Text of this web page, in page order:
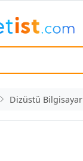
Dizüstü Bilgisayar